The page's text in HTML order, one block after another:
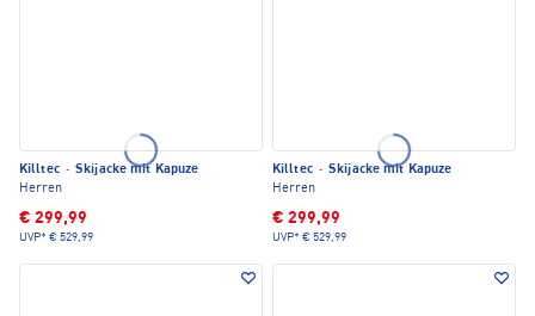
Killtec · Skijacke mit Kapuze
Herren
€ 299,99
UVP* € 529,99
Killtec · Skijacke mit Kapuze
Herren
€ 299,99
UVP* € 529,99